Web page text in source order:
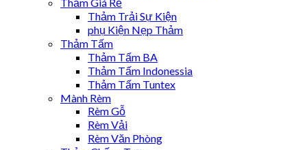
Thảm Trải Sự Kiện
phụ Kiện Nẹp Thảm
Thảm Tấm
Thảm Tấm BA
Thảm Tấm Indonessia
Thảm Tấm Tuntex
Mành Rèm
Rèm Gỗ
Rèm Vải
Rèm Văn Phòng